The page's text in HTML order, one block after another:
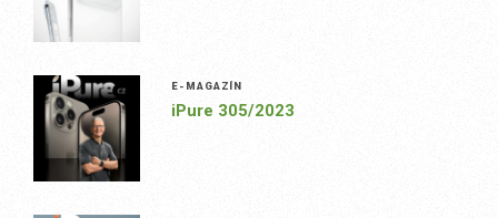
E-MAGAZÍN
iPure 305/2023